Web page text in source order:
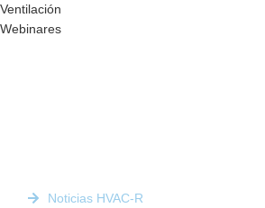
Ventilación
Webinares
Noticias HVAC-R